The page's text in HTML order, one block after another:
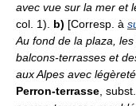
avec vue sur la mer et
col. 1). b) [Corresp. à
Au fond de la plaza,
balcons-terrasses et
aux Alpes avec légèreté
Perron-terrasse,